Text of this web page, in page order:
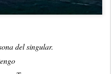
del singular.